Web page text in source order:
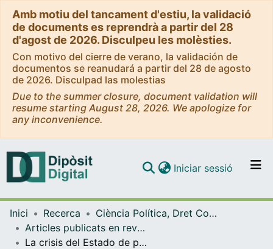
Amb motiu del tancament d'estiu, la validació
de documents es reprendrà a partir del 28
d'agost de 2026. Disculpeu les molèsties.
Con motivo del cierre de verano, la validación de
documentos se reanudará a partir del 28 de agosto
de 2026. Disculpad las molestias
Due to the summer closure, document validation will
resume starting August 28, 2026. We apologize for
any inconvenience.
Navega per tot el DD
Iniciar sessió (current)
Inici Recerca
Ciència Política, Dret Constitucional i Filosofia del Dret
Articles publicats en revistes (Ciència Política, Dret Constitucional i Filosofia del Dret)
La crisis del Estado de partidos o 'ahora si que viene el lobo'